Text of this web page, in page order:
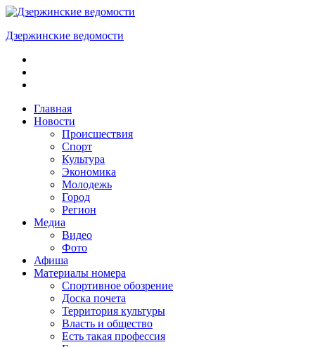
Skip
content
Дзержинские ведомости
ОБЩЕСТВЕННО-
ПОЛИТИЧЕСКАЯ
ГАЗЕТАГлавная
Новости
Происшествия
Спорт
Культура
Экономика
Молодежь
Город
Регион
Медиа
Видео
Фото
Афиша
Материалы номера
Спортивное обозрение
Доска почета
Территория культуры
Власть и общество
Есть такая профессия